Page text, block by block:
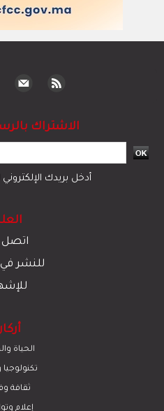
الاشتراك
أدخل بريدك الإلكتروني
اتصل
للنشر
الحياة
ﺛﻘﺎﻓﺔ
إعلام